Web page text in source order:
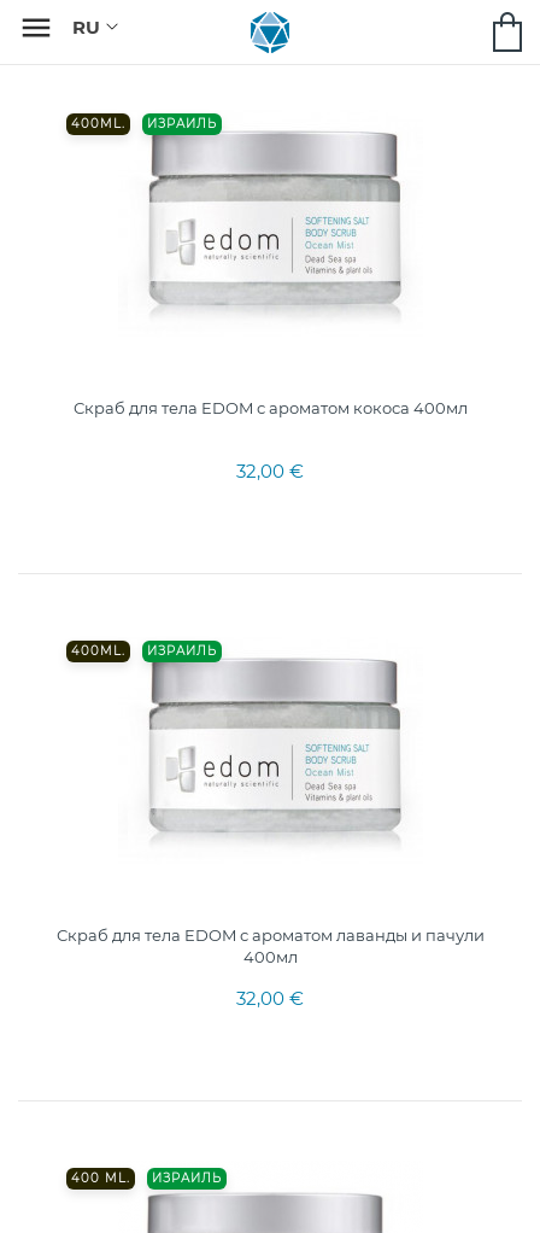

400ML. ИЗРАИЛЬ
Скраб для тела EDOM с ароматом кокоса 400мл
32,00 €
400ML. ИЗРАИЛЬ
Скраб для тела EDOM с ароматом лаванды и пачули
400мл
32,00 €
400 ML. ИЗРАИЛЬ